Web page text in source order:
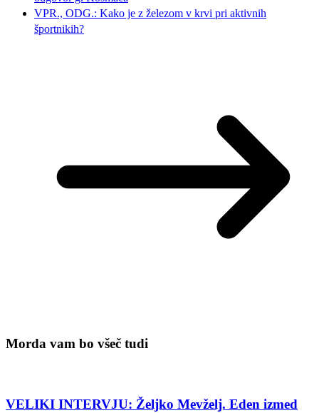
VPR., ODG.: Kako je z železom v krvi pri aktivnih
športnikih?
Morda vam bo všeč tudi
VELIKI INTERVJU: Željko Mevželj. Eden izmed